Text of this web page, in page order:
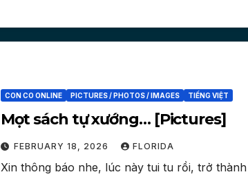
CON CO ONLINE PICTURES / PHOTOS / IMAGES TIẾNG VIỆT
Mọt sách tự xướng… [Pictures]
FEBRUARY 18, 2026 FLORIDA
Xin thông báo nhe, lúc này tui tu rồi, trở thành